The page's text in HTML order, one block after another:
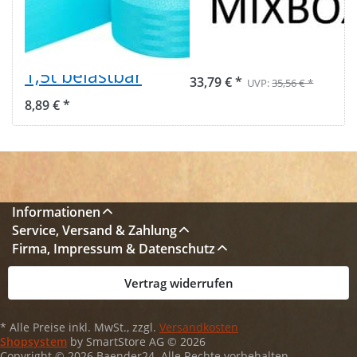
türkis aus
Polyamid, -
38mm breit - bis
1,5t belastbar
8,89 € *
breit, 20m - 6
verschiedene
33,79 € * UVP:35,56 € *
Informationen
Service, Versand & Zahlung
Firma, Impressum & Datenschutz
Vertrag widerrufen
* Alle Preise inkl. MwSt., zzgl. Versandkosten
Shopsystem by SmartStore AG © 2026